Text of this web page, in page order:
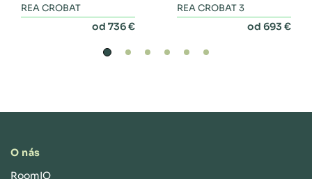
zásuvkami
REA CROBAT
od 736 €
dvoma zásuvkami a
REA CROBAT 3
od 693 €
O nás
RoomIQ